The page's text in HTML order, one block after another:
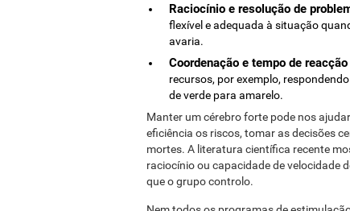
Raciocínio e resolução de
flexível e adequada à situação
avaria.
Coordenação e tempo de reacção
recursos, por exemplo,
de verde para amarelo.
Manter um cérebro forte pode nos
eficiência os riscos, tomar as decisões
mortes. A literatura científica recente
raciocínio ou capacidade de velocidade
que o grupo controlo.